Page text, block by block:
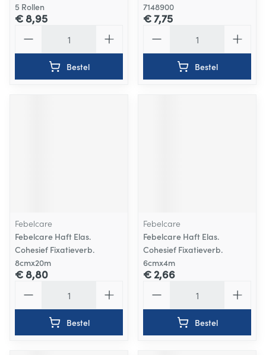
5 Rollen
€ 8,95
Bestel
7148900
€ 7,75
Bestel
Febelcare
Febelcare Haft Elas.
Cohesief Fixatieverb.
8cmx20m
€ 8,80
Bestel
Febelcare
Febelcare Haft Elas.
Cohesief Fixatieverb.
6cmx4m
€ 2,66
Bestel